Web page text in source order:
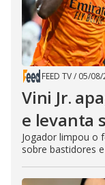
FEED TV/ 05/
Vini Jr.
e levanta
Jogador limpou o
sobre bastidores